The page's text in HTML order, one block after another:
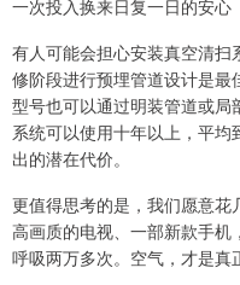
一次投入换来日复一日的安心
有人可能会担心安装真空清
修阶段进行预埋管道设计是
型号也可以通过明装管道或
系统可以使用十年以上，平
出的潜在代价。
更值得思考的是，我们愿意
高画质的电视、一部新款手
呼吸两万多次。空气，才是真